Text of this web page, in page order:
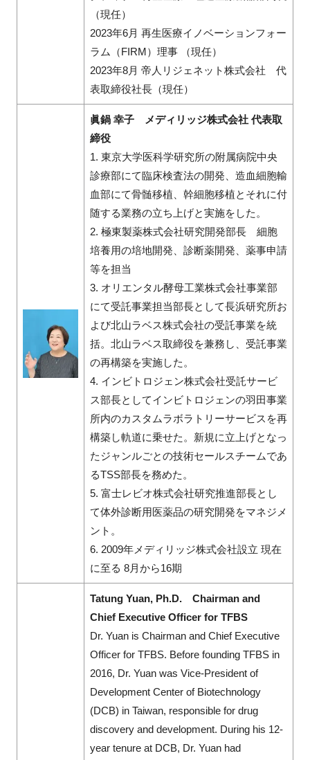
（現任）
2023年6月 再生医療イノベーションフォー
ラム（FIRM）理事 （現任）
2023年8月 帝人リジェネット株式会社 代
表取締役社長（現任）
眞鍋 幸子 メディリッジ株式会社 代表取
締役
1. 東京大学医科学研究所の附属病院中央
診療部にて臨床検査法の開発、造血細胞輸
血部にて骨髄移植、幹細胞移植とそれに付
随する業務の立ち上げと実施をした。
2. 極東製薬株式会社研究開発部長 細胞
培養用の培地開発、診断薬開発、薬事申請
等を担当
3. オリエンタル酵母工業株式会社事業部
にて受託事業担当部長として長浜研究所お
よび北山ラベス株式会社の受託事業を統
括。北山ラベス取締役を兼務し、受託事業
の再構築を実施した。
4. インビトロジェン株式会社受託サービ
ス部長としてインビトロジェンの羽田事業
所内のカスタムラボラトリーサービスを再
構築し軌道に乗せた。新規に立上げとなっ
たジャンルごとの技術セールスチームであ
るTSS部長を務めた。
5. 富士レビオ株式会社研究推進部長とし
て体外診断用医薬品の研究開発をマネジメ
ント。
6. 2009年メディリッジ株式会社設立 現在
に至る 8月から16期
Tatung Yuan, Ph.D. Chairman and
Chief Executive Officer for TFBS
Dr. Yuan is Chairman and Chief Executive
Officer for TFBS. Before founding TFBS in
2016, Dr. Yuan was Vice-President of
Development Center of Biotechnology
(DCB) in Taiwan, responsible for drug
discovery and development. During his 12-
year tenure at DCB, Dr. Yuan had